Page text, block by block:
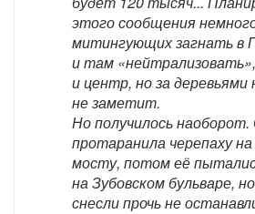
этого сообщения
митингующих загнать в
и там
и центр, но за деревьями
не заметит.
Но получилось наоборот.
протаранила черепаху
мосту, потом её
на Зубовском бульваре,
снесли прочь не